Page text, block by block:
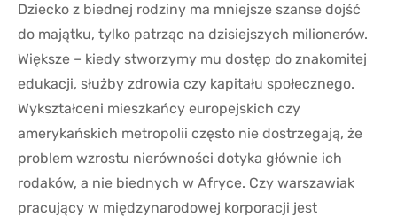
Dziecko z biednej rodziny ma mniejsze szanse dojść
do majątku, tylko patrząc na dzisiejszych milionerów.
Większe – kiedy stworzymy mu dostęp do znakomitej
edukacji, służby zdrowia czy kapitału społecznego.
Wykształceni mieszkańcy europejskich czy
amerykańskich metropolii często nie dostrzegają, że
problem wzrostu nierówności dotyka głównie ich
rodaków, a nie biednych w Afryce. Czy warszawiak
pracujący w międzynarodowej korporacji jest